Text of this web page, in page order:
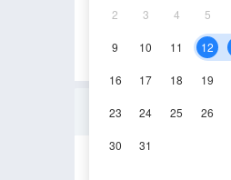
2 3 4 5
9 10 11 12
16 17 18 19
23 24 25 26
30 31